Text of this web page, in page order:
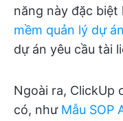
năng này đặc biệt
mềm quản lý dự
dự án yêu cầu tài
Ngoài ra, ClickUp
có, như Mẫu SOP